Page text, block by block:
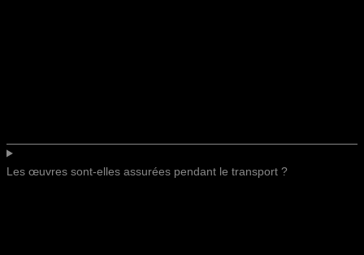
Les œuvres sont-elles assurées pendant le transport ?